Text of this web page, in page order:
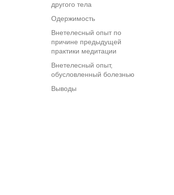
другого тела
Одержимость
Внетелесный опыт по
причине предыдущей
практики медитации
Внетелесный опыт,
обусловленный болезнью
Выводы